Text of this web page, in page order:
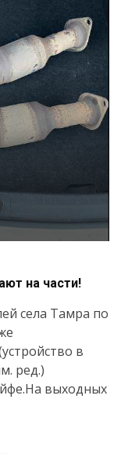
на части!
села Тамра по
в
ред.)
выходных